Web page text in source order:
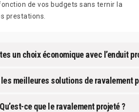
de vos budgets sans ternir la
prestations.
un choix économique avec l’enduit
meilleures solutions de ravalement
ce que le ravalement projeté ?